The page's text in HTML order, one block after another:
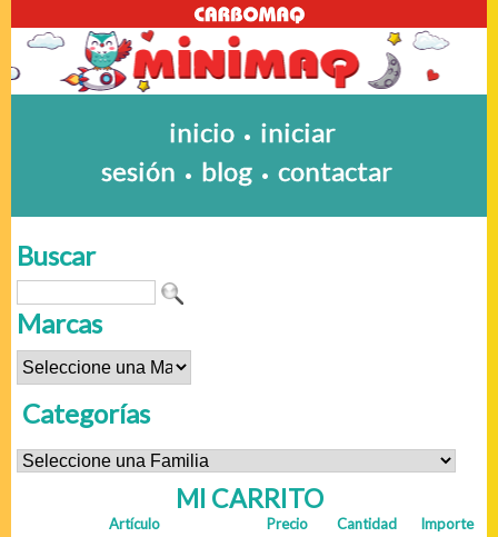
inicio • iniciar
sesión • blog • contactar
Buscar
Marcas
Categorías
MI CARRITO
Artículo Precio Cantidad Importe